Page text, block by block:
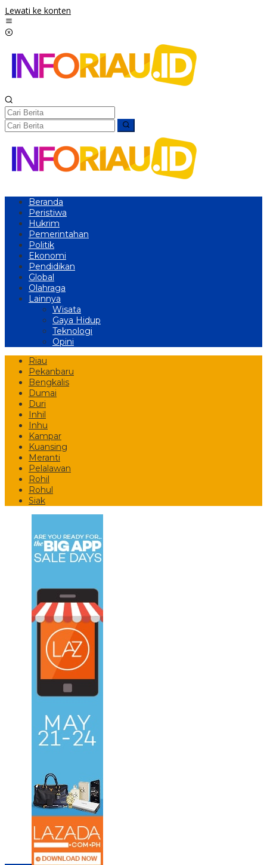
Lewati ke konten
Beranda
Peristiwa
Hukrim
Pemerintahan
Politik
Ekonomi
Pendidikan
Global
Olahraga
Lainnya
Wisata
Gaya Hidup
Teknologi
Opini
Riau
Pekanbaru
Bengkalis
Dumai
Duri
Inhil
Inhu
Kampar
Kuansing
Meranti
Pelalawan
Rohil
Rohul
Siak